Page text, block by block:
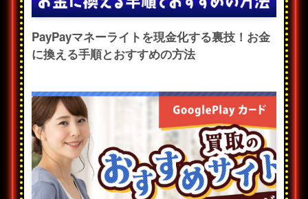
PayPayマネーライトを現金化する裏技！お金
に換える手順とおすすめの方法